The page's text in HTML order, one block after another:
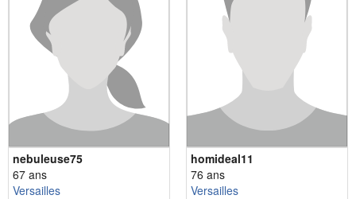
nebuleuse75
67 ans
Versailles
homideal11
76 ans
Versailles